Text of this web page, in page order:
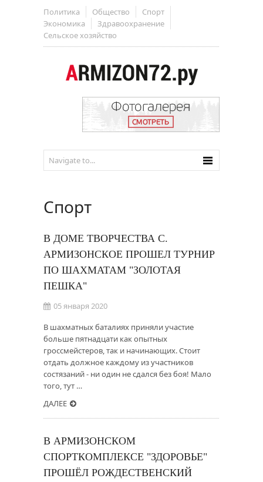
Политика Общество
Спорт
Экономика
Здравоохранение
Сельское хозяйство
Спорт
В ДОМЕ ТВОРЧЕСТВА С.
АРМИЗОНСКОЕ ПРОШЕЛ ТУРНИР
ПО ШАХМАТАМ "ЗОЛОТАЯ
ПЕШКА"
05 января 2020
В шахматных баталиях приняли участие
больше пятнадцати как опытных
гроссмейстеров, так и начинающих. Стоит
отдать должное каждому из участников
состязаний - ни один не сдался без боя! Мало
того, тут …
ДАЛЕЕ
В АРМИЗОНСКОМ
СПОРТКОМПЛЕКСЕ "ЗДОРОВЬЕ"
ПРОШЁЛ РОЖДЕСТВЕНСКИЙ